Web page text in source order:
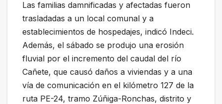
Las familias damnificadas y afectadas fueron
trasladadas a un local comunal y a
establecimientos de hospedajes, indicó Indeci.
Además, el sábado se produjo una erosión
fluvial por el incremento del caudal del río
Cañete, que causó daños a viviendas y a una
vía de comunicación en el kilómetro 127 de la
ruta PE-24, tramo Zúñiga-Ronchas, distrito y